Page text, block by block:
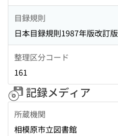
目録規則
日本目録規則1987年版改訂版
整理区分コード
161
記録メディア
所蔵機関
相模原市立図書館